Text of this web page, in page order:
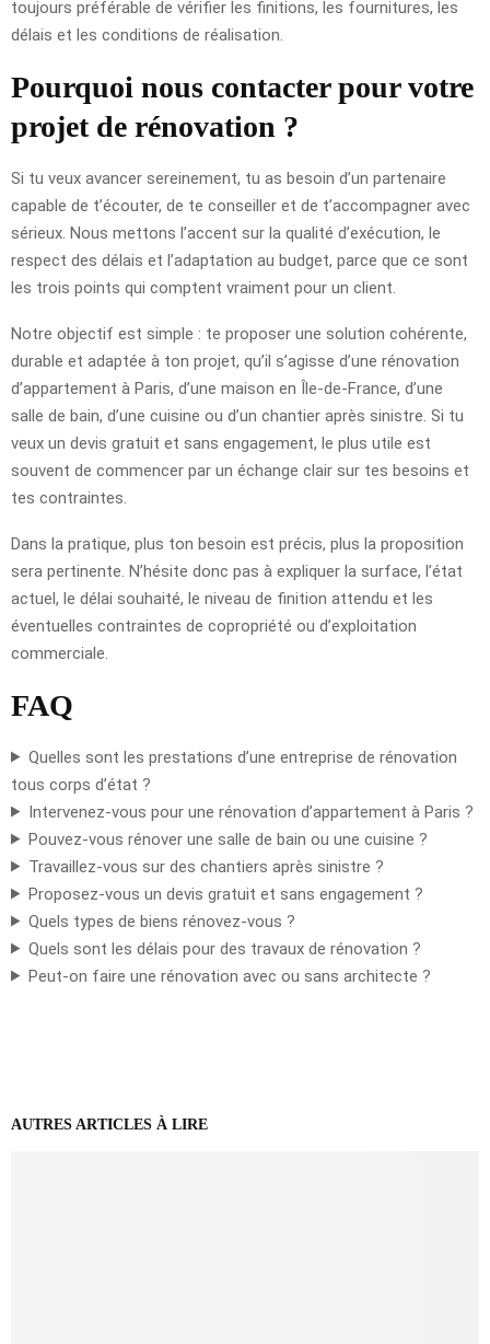
toujours préférable de vérifier les finitions, les fournitures, les
délais et les conditions de réalisation.
Pourquoi nous contacter pour votre
projet de rénovation ?
Si tu veux avancer sereinement, tu as besoin d’un partenaire
capable de t’écouter, de te conseiller et de t’accompagner avec
sérieux. Nous mettons l’accent sur la qualité d’exécution, le
respect des délais et l’adaptation au budget, parce que ce sont
les trois points qui comptent vraiment pour un client.
Notre objectif est simple : te proposer une solution cohérente,
durable et adaptée à ton projet, qu’il s’agisse d’une rénovation
d’appartement à Paris, d’une maison en Île-de-France, d’une
salle de bain, d’une cuisine ou d’un chantier après sinistre. Si tu
veux un devis gratuit et sans engagement, le plus utile est
souvent de commencer par un échange clair sur tes besoins et
tes contraintes.
Dans la pratique, plus ton besoin est précis, plus la proposition
sera pertinente. N’hésite donc pas à expliquer la surface, l’état
actuel, le délai souhaité, le niveau de finition attendu et les
éventuelles contraintes de copropriété ou d’exploitation
commerciale.
FAQ
Quelles sont les prestations d’une entreprise de rénovation
tous corps d’état ?
Intervenez-vous pour une rénovation d’appartement à Paris ?
Pouvez-vous rénover une salle de bain ou une cuisine ?
Travaillez-vous sur des chantiers après sinistre ?
Proposez-vous un devis gratuit et sans engagement ?
Quels types de biens rénovez-vous ?
Quels sont les délais pour des travaux de rénovation ?
Peut-on faire une rénovation avec ou sans architecte ?
AUTRES ARTICLES À LIRE